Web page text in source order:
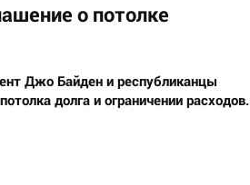
о потолке
Джо Байден и республиканцы
долга и ограничении расходов.